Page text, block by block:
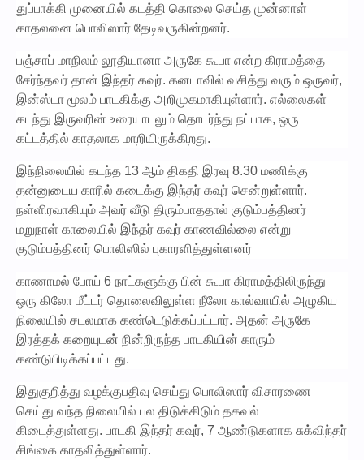
துப்பாக்கி முனையில் கடத்தி கொலை செய்த முன்னாள்
காதலனை பொலிஸார் தேடிவருகின்றனர்.
பஞ்சாப் மாநிலம் லூதியானா அருகே கூபா என்ற கிராமத்தை
சேர்ந்தவர் தான் இந்தர் கவுர். கனடாவில் வசித்து வரும் ஒருவர்,
இன்ஸ்டா மூலம் பாடகிக்கு அறிமுகமாகியுள்ளார். எல்லைகள்
கடந்து இருவரின் உரையாடலும் தொடர்ந்து நட்பாக, ஒரு
கட்டத்தில் காதலாக மாறியிருக்கிறது.
இந்நிலையில் கடந்த 13 ஆம் திகதி இரவு 8.30 மணிக்கு
தன்னுடைய காரில் கடைக்கு இந்தர் கவுர் சென்றுள்ளார்.
நள்ளிரவாகியும் அவர் வீடு திரும்பாததால் குடும்பத்தினர்
மறுநாள் காலையில் இந்தர் கவுர் காணவில்லை என்று
குடும்பத்தினர் பொலிஸில் புகாரளித்துள்ளனர்
காணாமல் போய் 6 நாட்களுக்கு பின் கூபா கிராமத்திலிருந்து
ஒரு கிலோ மீட்டர் தொலைவிலுள்ள நீலோ கால்வாயில் அழுகிய
நிலையில் சடலமாக கண்டெடுக்கப்பட்டார். அதன் அருகே
இரத்தக் கறையுடன் நின்றிருந்த பாடகியின் காரும்
கண்டுபிடிக்கப்பட்டது.
இதுகுறித்து வழக்குபதிவு செய்து பொலிஸார் விசாரணை
செய்து வந்த நிலையில் பல திடுக்கிடும் தகவல்
கிடைத்துள்ளது. பாடகி இந்தர் கவுர், 7 ஆண்டுகளாக சுக்விந்தர்
சிங்கை காதலித்துள்ளார்.